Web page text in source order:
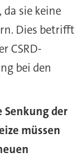
, da sie keine
Dies betrifft
CSRD-
bei den
der
müssen